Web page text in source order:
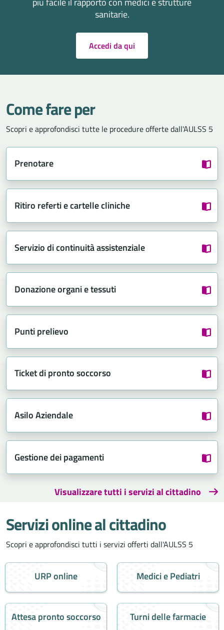
sanitarie.
Accedi da qui
Come fare per
Scopri e approfondisci tutte le procedure offerte dall'AULSS 5
Prenotare
Ritiro referti e cartelle cliniche
Servizio di continuità assistenziale
Donazione organi e tessuti
Punti prelievo
Ticket di pronto soccorso
Asilo Aziendale
Gestione dei pagamenti
Visualizzare tutti i servizi al cittadino
Servizi online al cittadino
Scopri e approfondisci tutti i servizi offerti dall'AULSS 5
URP online Medici e Pediatri
Attesa pronto soccorso Turni delle farmacie